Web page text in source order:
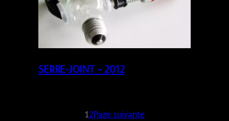
SERRE-JOINT – 2012
12Page suivante